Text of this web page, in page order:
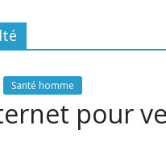
Santé homme
pour